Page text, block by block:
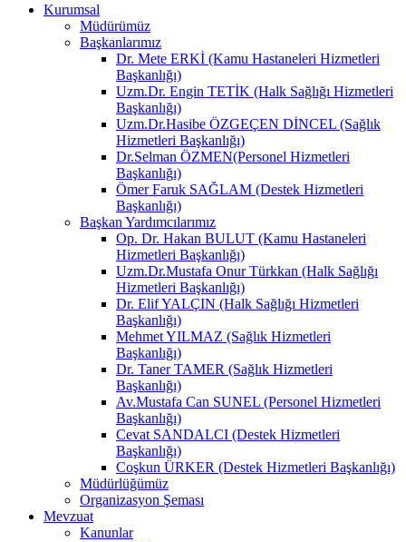
Kurumsal
Müdürümüz
Başkanlarımız
Dr. Mete ERKİ (Kamu Hastaneleri Hizmetleri
Başkanlığı)
Uzm.Dr. Engin TETİK (Halk Sağlığı Hizmetleri
Başkanlığı)
Uzm.Dr.Hasibe ÖZGEÇEN DİNCEL (Sağlık
Hizmetleri Başkanlığı)
Dr.Selman ÖZMEN(Personel Hizmetleri
Başkanlığı)
Ömer Faruk SAĞLAM (Destek Hizmetleri
Başkanlığı)
Başkan Yardımcılarımız
Op. Dr. Hakan BULUT (Kamu Hastaneleri
Hizmetleri Başkanlığı)
Uzm.Dr.Mustafa Onur Türkkan (Halk Sağlığı
Hizmetleri Başkanlığı)
Dr. Elif YALÇIN (Halk Sağlığı Hizmetleri
Başkanlığı)
Mehmet YILMAZ (Sağlık Hizmetleri
Başkanlığı)
Dr. Taner TAMER (Sağlık Hizmetleri
Başkanlığı)
Av.Mustafa Can SUNEL (Personel Hizmetleri
Başkanlığı)
Cevat SANDALCI (Destek Hizmetleri
Başkanlığı)
Coşkun ÜRKER (Destek Hizmetleri Başkanlığı)
Müdürlüğümüz
Organizasyon Şeması
Mevzuat
Kanunlar